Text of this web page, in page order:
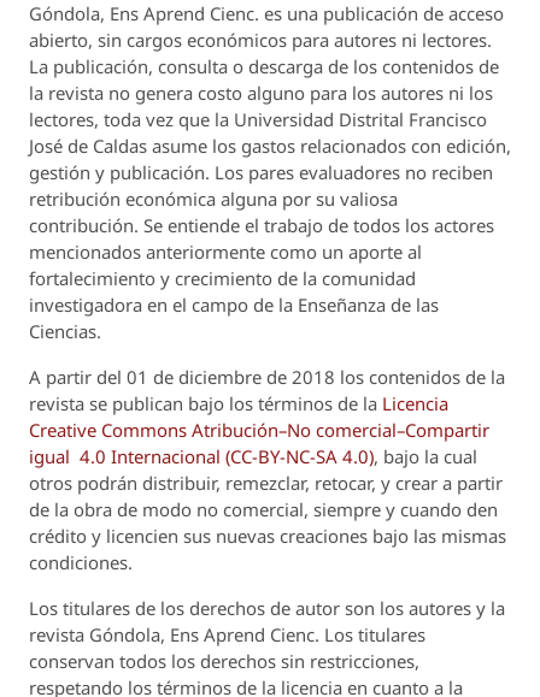
Góndola, Ens Aprend Cienc. es una publicación de acceso
abierto, sin cargos económicos para autores ni lectores.
La publicación, consulta o descarga de los contenidos de
la revista no genera costo alguno para los autores ni los
lectores, toda vez que la Universidad Distrital Francisco
José de Caldas asume los gastos relacionados con edición,
gestión y publicación. Los pares evaluadores no reciben
retribución económica alguna por su valiosa
contribución. Se entiende el trabajo de todos los actores
mencionados anteriormente como un aporte al
fortalecimiento y crecimiento de la comunidad
investigadora en el campo de la Enseñanza de las
Ciencias.
A partir del 01 de diciembre de 2018 los contenidos de la
revista se publican bajo los términos de la Licencia
Creative Commons Atribución–No comercial–Compartir
igual 4.0 Internacional (CC-BY-NC-SA 4.0), bajo la cual
otros podrán distribuir, remezclar, retocar, y crear a partir
de la obra de modo no comercial, siempre y cuando den
crédito y licencien sus nuevas creaciones bajo las mismas
condiciones.
Los titulares de los derechos de autor son los autores y la
revista Góndola, Ens Aprend Cienc. Los titulares
conservan todos los derechos sin restricciones,
respetando los términos de la licencia en cuanto a la